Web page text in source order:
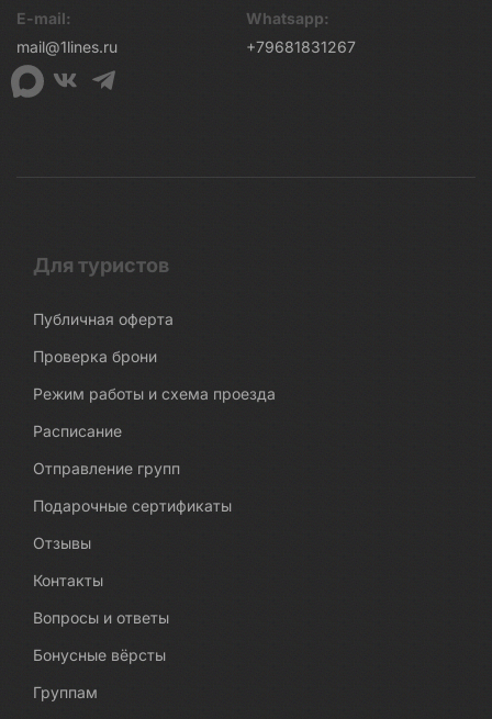
E-mail:
mail@1lines.ru
Whatsapp:
+79681831267
Для туристов
Публичная оферта
Проверка брони
Режим работы и схема проезда
Расписание
Отправление групп
Подарочные сертификаты
Отзывы
Контакты
Вопросы и ответы
Бонусные вёрсты
Группам